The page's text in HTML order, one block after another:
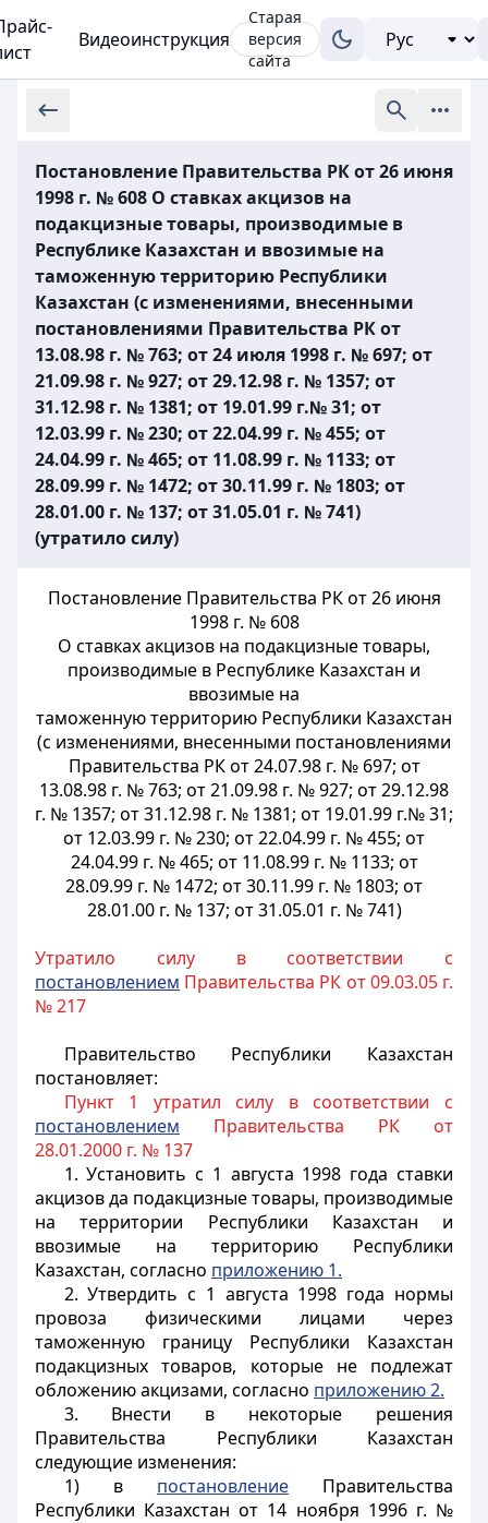
Видеоинструкция
Старая
версия
сайта
Постановление Правительства РК от 26 июня
1998 г. № 608 О ставках акцизов на
подакцизные товары, производимые в
Республике Казахстан и ввозимые на
таможенную территорию Республики
Казахстан (с изменениями, внесенными
постановлениями Правительства РК от
13.08.98 г. № 763; от 24 июля 1998 г. № 697; от
21.09.98 г. № 927; от 29.12.98 г. № 1357; от
31.12.98 г. № 1381; от 19.01.99 г.№ 31; от
12.03.99 г. № 230; от 22.04.99 г. № 455; от
24.04.99 г. № 465; от 11.08.99 г. № 1133; от
28.09.99 г. № 1472; от 30.11.99 г. № 1803; от
28.01.00 г. № 137; от 31.05.01 г. № 741)
(утратило силу)
Постановление Правительства РК от 26 июня
1998 г. № 608
О ставках акцизов на подакцизные товары,
производимые в Республике Казахстан и
ввозимые на
таможенную территорию Республики Казахстан
(с изменениями, внесенными постановлениями
Правительства РК от 24.07.98 г. № 697; от
13.08.98 г. № 763; от 21.09.98 г. № 927; от 29.12.98
г. № 1357; от 31.12.98 г. № 1381; от 19.01.99 г.№ 31;
от 12.03.99 г. № 230; от 22.04.99 г. № 455; от
24.04.99 г. № 465; от 11.08.99 г. № 1133; от
28.09.99 г. № 1472; от 30.11.99 г. № 1803; от
28.01.00 г. № 137; от 31.05.01 г. № 741)
Утратило силу в соответствии с
постановлением Правительства РК от 09.03.05 г.
№ 217
Правительство Республики Казахстан
постановляет:
Пункт 1 утратил силу в соответствии с
постановлением Правительства РК от
28.01.2000 г. № 137
1. Установить с 1 августа 1998 года ставки
акцизов да подакцизные товары, производимые
на территории Республики Казахстан и
ввозимые на территорию Республики
Казахстан, согласно приложению 1.
2. Утвердить с 1 августа 1998 года нормы
провоза физическими лицами через
таможенную границу Республики Казахстан
подакцизных товаров, которые не подлежат
обложению акцизами, согласно приложению 2.
3. Внести в некоторые решения
Правительства Республики Казахстан
следующие изменения:
1) в постановлениеПравительства
Республики Казахстан от 14 ноября 1996 г. №